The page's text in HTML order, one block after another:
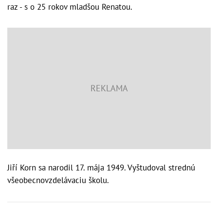
raz - s o 25 rokov mladšou Renatou.
Jiří Korn sa narodil 17. mája 1949. Vyštudoval strednú
všeobecnovzdelávaciu školu.